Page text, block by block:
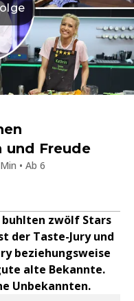
und Freude
• Ab 6
buhlten zwölf Stars
der Taste-Jury und
beziehungsweise
alte Bekannte.
Unbekannten.